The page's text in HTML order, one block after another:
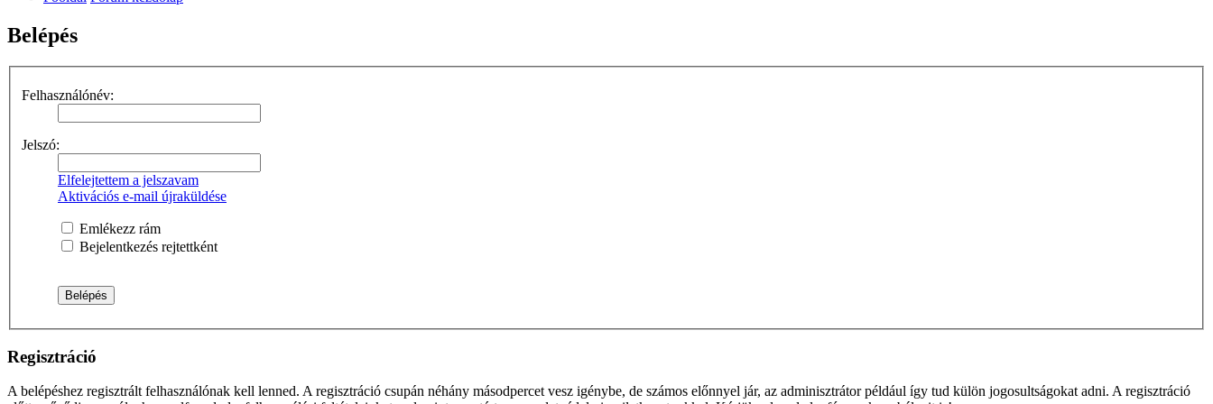
Belépés
Felhasználónév:
Jelszó:
Elfelejtettem a jelszavam
Aktivációs e-mail újraküldése
Emlékezz rám
Bejelentkezés rejtettként
Regisztráció
A belépéshez regisztrált felhasználónak kell lenned. A regisztráció csupán néhány másodpercet vesz igénybe, de számos előnnyel jár, az adminisztrátor például így tud külön jogosultságokat adni. A regisztráció